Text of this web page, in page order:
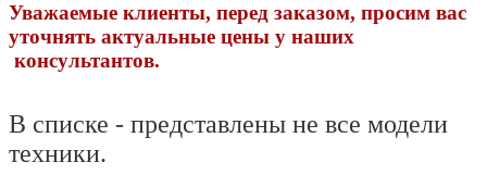
Уважаемые клиенты, перед заказом, просим вас
уточнять актуальные цены у наших
консультантов.
В списке - представлены не все модели
техники.